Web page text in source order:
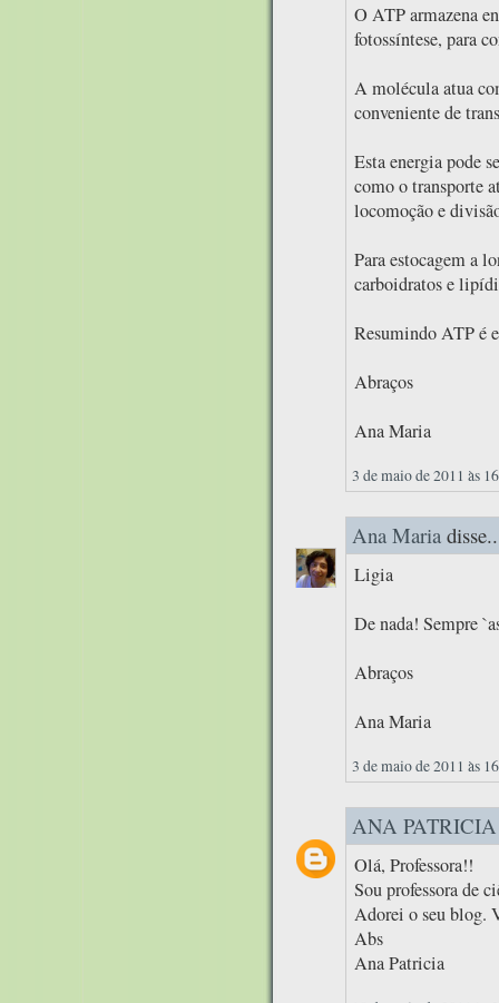
O ATP armazena
fotossíntese, para
A molécula atua
conveniente de
Esta energia pode
como o transporte
locomoção e
Para estocagem a
carboidratos e
Resumindo ATP é
Abraços
Ana Maria
3 de maio de 2011 às
Ana Maria
Ligia
De nada! Sempre
Abraços
Ana Maria
3 de maio de 2011 às
ANA PATRICIA
Olá, Professora!!
Sou professora de
Adorei o seu blog.
Abs
Ana Patricia